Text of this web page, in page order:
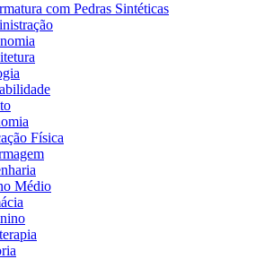
com Pedras Sintéticas
Física
Médio